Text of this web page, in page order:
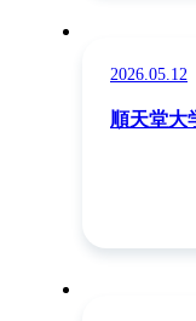
2026.05.12
順天堂大